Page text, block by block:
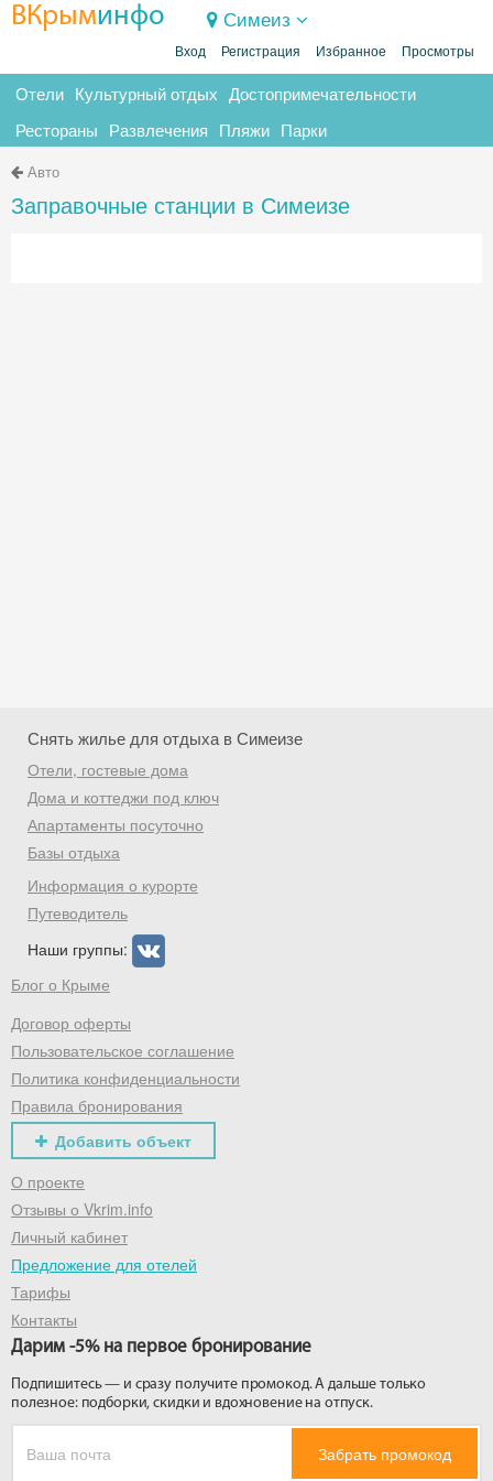
ВКрыминфо Симеиз
Вход Регистрация Избранное Просмотры
Отели Культурный отдых Достопримечательности
Рестораны Развлечения Пляжи Парки
Авто
Заправочные станции в Симеизе
Снять жилье для отдыха в Симеизе
Отели, гостевые дома
Дома и коттеджи под ключ
Апартаменты посуточно
Базы отдыха
Информация о курорте
Путеводитель
Наши группы:
Блог о Крыме
Договор оферты
Пользовательское соглашение
Политика конфиденциальности
Правила бронирования
Добавить объект
О проекте
Отзывы о Vkrim.info
Личный кабинет
Предложение для отелей
Тарифы
Контакты
Дарим -5% на первое бронирование
Подпишитесь — и сразу получите промокод. А дальше только
полезное: подборки, скидки и вдохновение на отпуск.
Забрать промокод
Скидка −5%
Хочешь дешевле? Оставь почту и получи
промокод на первое бронирование!